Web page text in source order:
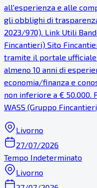
all'esperienza e alle
gli obblighi di
2023/970). Link Utili
Fincantieri) Sito
tramite il portale
almeno 10 anni di
economia/finanza e
non inferiore a € 50.000.
WASS (Gruppo
Livorno
27/07/2026
Tempo Indeterminato
Livorno